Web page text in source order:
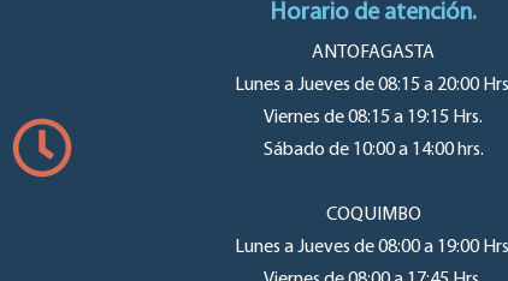
Horario de atención.
ANTOFAGASTA
Lunes a Jueves de 08:15 a 20:00
Viernes de 08:15 a 19:15 Hrs.
Sábado de 10:00 a 14:00 hrs.
COQUIMBO
Lunes a Jueves de 08:00 a 19:00